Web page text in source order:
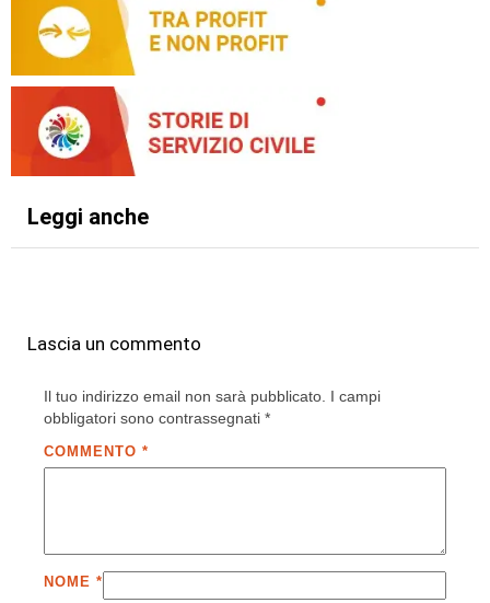
Leggi anche
Lascia un commento
Il tuo indirizzo email non sarà pubblicato. I campi
obbligatori sono contrassegnati *
COMMENTO *
NOME *